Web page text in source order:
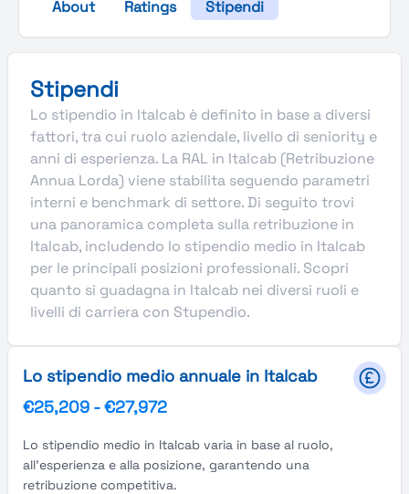
About Ratings Stipendi
Stipendi
Lo stipendio in Italcab è definito in base a diversi
fattori, tra cui ruolo aziendale, livello di seniority e
anni di esperienza. La RAL in Italcab (Retribuzione
Annua Lorda) viene stabilita seguendo parametri
interni e benchmark di settore. Di seguito trovi
una panoramica completa sulla retribuzione in
Italcab, includendo lo stipendio medio in Italcab
per le principali posizioni professionali. Scopri
quanto si guadagna in Italcab nei diversi ruoli e
livelli di carriera con Stupendio.
Lo stipendio medio annuale in Italcab
€25,209 -€27,972
Lo stipendio medio in Italcab varia in base al ruolo,
all'esperienza e alla posizione, garantendo una
retribuzione competitiva.